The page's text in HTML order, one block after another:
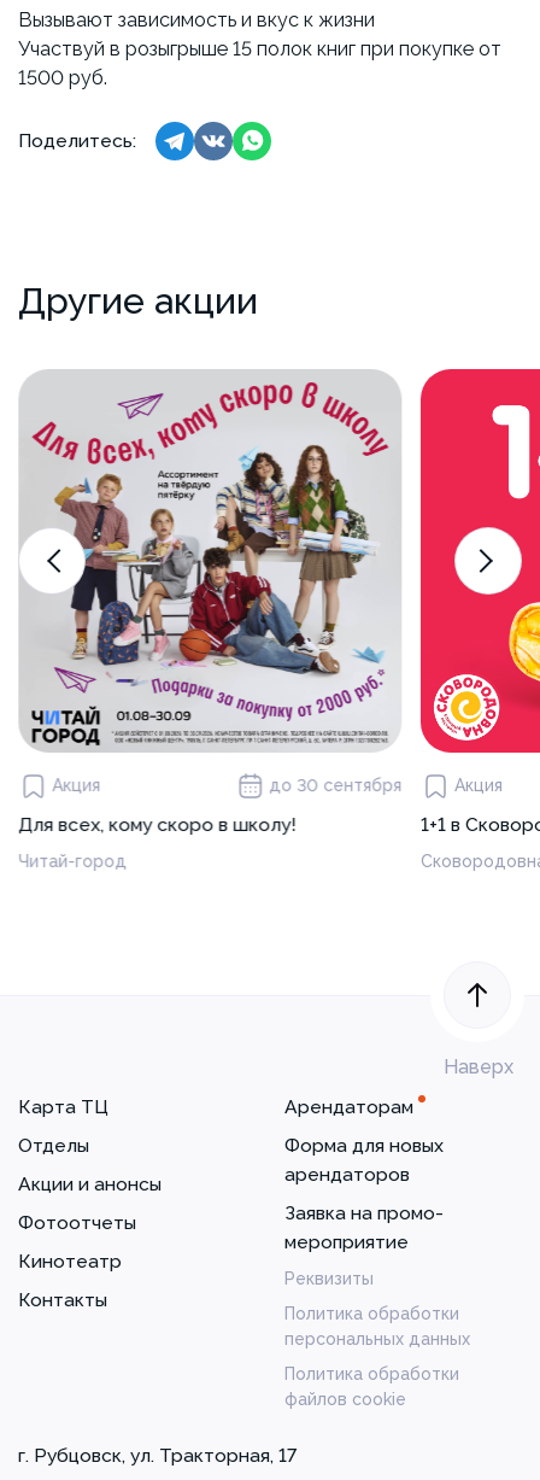
Вызывают зависимость и вкус к жизни
Участвуй в розыгрыше 15 полок книг при покупке от
1500 руб.
Поделитесь:
Другие акции
Акция до 30 сентября
Для всех, кому скоро в школу!
Читай-город
Акция
1+1 в
Наверх
Карта ТЦ
Отделы
Акции и анонсы
Фотоотчеты
Кинотеатр
Контакты
Арендаторам
Форма для новых
арендаторов
Заявка на промо-
мероприятие
Реквизиты
Политика обработки
персональных данных
Политика обработки
файлов cookie
г. Рубцовск, ул. Тракторная, 17